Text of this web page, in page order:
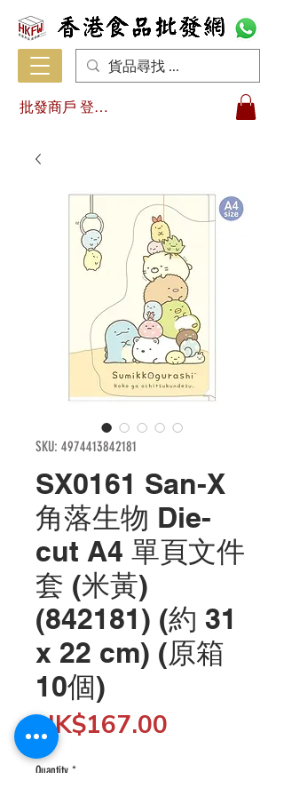
批發商戶 登入/註冊
SKU: 4974413842181
SX0161 San-X
角落生物 Die-
cut A4 單頁文件
套 (米黃)
(842181) (約 31
x 22 cm) (原箱
10個)
HK$167.00
Quantity *